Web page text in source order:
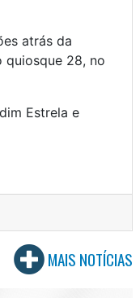
atrás da
quiosque 28, no
Estrela e
MAIS NOTÍCIAS